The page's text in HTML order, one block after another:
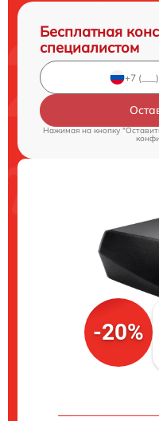
Бесплатная
специалистом
Нажимая на кнопку
-20%